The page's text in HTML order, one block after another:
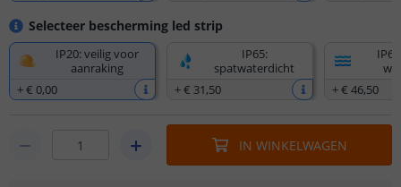
Selecteer bescherming led strip
IP20: veilig voor
aanraking
+€ 0,00
IP65:
spatwaterdicht
+€ 31,50
+€ 46,50
IN WINKELWAGEN